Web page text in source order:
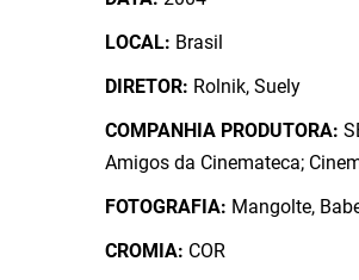
LOCAL: Brasil
DIRETOR: Rolnik, Suely
COMPANHIA PRODUTORA:
Amigos da Cinemateca;
FOTOGRAFIA: Mangolte,
CROMIA: COR